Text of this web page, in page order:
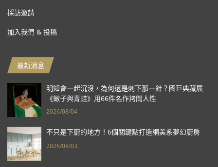
採訪邀請
加入我們 & 投稿
最新消息
明知會一起沉沒，為何還是刺下那一針？國巨典藏展
《蠍子與青蛙》用66件名作拷問人性
2026/08/04
不只是下廚的地方！6個關鍵點打造網美系夢幻廚房
2026/08/03